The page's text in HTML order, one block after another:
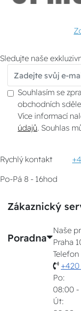
Sledujte naše
Souhlasím se
obchodních
Více informací
údajů . Souhlas
Rychlý kontakt
Po-Pá 8 - 16hod
Zákaznický
Poradna
Naše
Praha
Telefon
+420
Po:
08:00 -
Út: